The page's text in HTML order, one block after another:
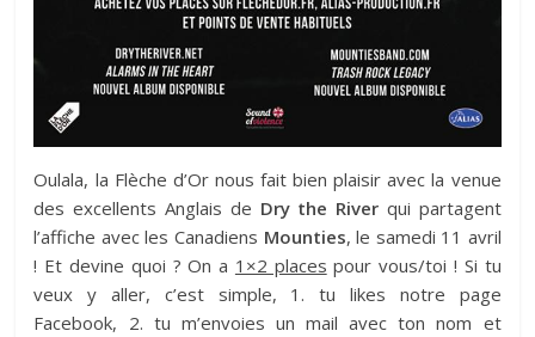
Oulala, la Flèche d’Or nous fait bien plaisir avec la venue
des excellents Anglais de Dry the River qui partagent
l’affiche avec les Canadiens Mounties, le samedi 11 avril
! Et devine quoi ? On a 1×2 places pour vous/toi ! Si tu
veux y aller, c’est simple, 1. tu likes notre page
Facebook, 2. tu m’envoies un mail avec ton nom et